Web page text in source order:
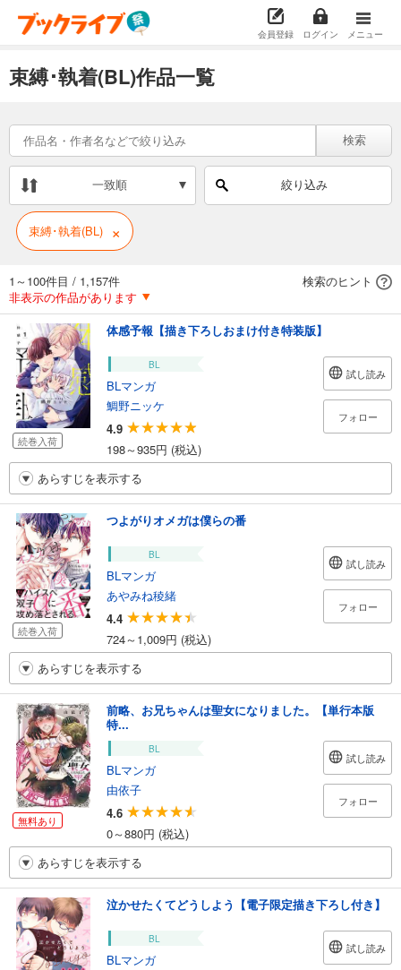
会員登録 ログイン メニュー
束縛･執着(BL)作品一覧
検索
一致順 絞り込み
束縛･執着(BL) ×
1～100件目 / 1,157件
検索のヒント
非表示の作品があります
続巻入荷
体感予報【描き下ろしおまけ付き特装版】
BL
BLマンガ
鯛野ニッケ
4.9
198～935円 (税込)
試し読み
フォロー
あらすじを表示する
続巻入荷
つよがりオメガは僕らの番
BL
BLマンガ
あやみね稜緒
4.4
724～1,009円 (税込)
試し読み
フォロー
あらすじを表示する
無料あり
前略、お兄ちゃんは聖女になりました。【単行本版
特...
BL
BLマンガ
由依子
4.6
0～880円 (税込)
試し読み
フォロー
あらすじを表示する
泣かせたくてどうしよう【電子限定描き下ろし付き】
BL
BLマンガ
試し読み